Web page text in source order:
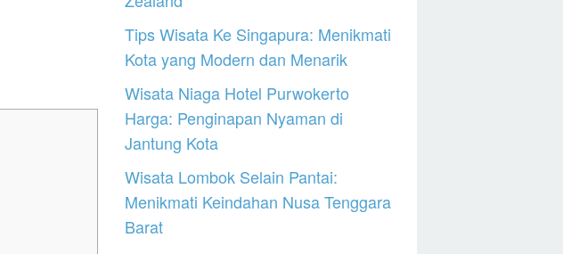
Tips Wisata Ke Singapura: Menikmati
Kota yang Modern dan Menarik
Wisata Niaga Hotel Purwokerto
Harga: Penginapan Nyaman di
Jantung Kota
Wisata Lombok Selain Pantai:
Menikmati Keindahan Nusa Tenggara
Barat